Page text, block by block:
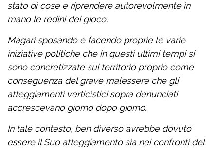
stato di cose e riprendere autorevolmente in
mano le redini del gioco.
Magari sposando e facendo proprie le varie
iniziative politiche che in questi ultimi tempi si
sono concretizzate sul territorio proprio come
conseguenza del grave malessere che gli
atteggiamenti verticistici sopra denunciati
accrescevano giorno dopo giorno.
In tale contesto, ben diverso avrebbe dovuto
essere il Suo atteggiamento sia nei confronti del